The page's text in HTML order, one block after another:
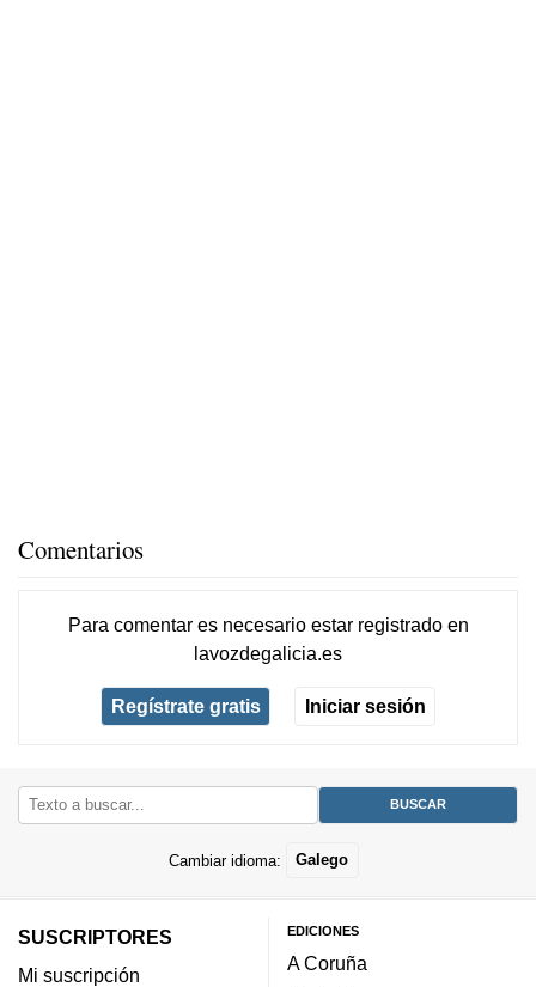
Comentarios
Para comentar es necesario estar registradoen
lavozdegalicia.es
Regístrate gratis Iniciar sesión
Cambiar idioma: Galego
SUSCRIPTORES
Mi suscripción
EDICIONES
A Coruña